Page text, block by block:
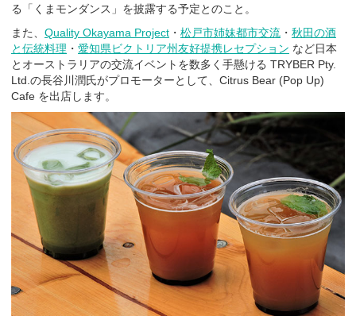
る「くまモンダンス」を披露する予定とのこと。
また、 Quality Okayama Project ・ 松戸市姉妹都市交流 ・ 秋田の酒
と伝統料理 ・ 愛知県ビクトリア州友好提携レセプション など日本
とオーストラリアの交流イベントを数多く手懸ける TRYBER Pty.
Ltd.の長谷川潤氏がプロモーターとして、Citrus Bear (Pop Up)
Cafe を出店します。